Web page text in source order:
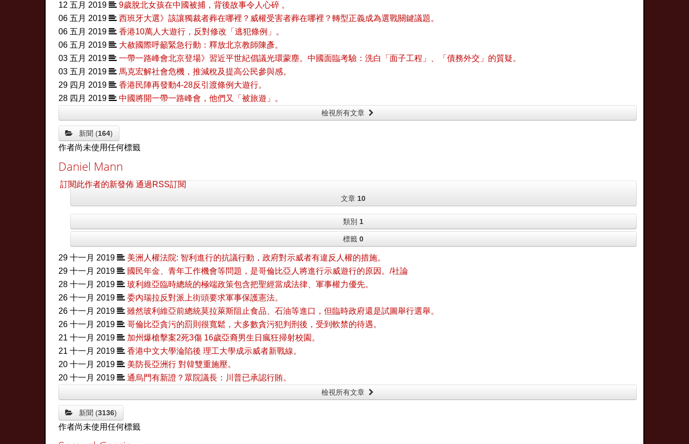
12 五月 2019
9歲脫北女孩在中國被捕，背後故事令人心碎 。
06 五月 2019
西班牙大選》該讓獨裁者葬在哪裡？威權受害者葬在哪裡？轉型正義成為選戰關鍵議題。
06 五月 2019
香港10萬人大遊行，反對修改「逃犯條例」。
06 五月 2019
大赦國際呼籲緊急行動：釋放北京教師陳彥。
03 五月 2019
一帶一路峰會北京登場》習近平世紀倡議光環蒙塵。中國面臨考驗：洗白「面子工程」、「債務外交」的質疑。
03 五月 2019
馬克宏解社會危機，推減稅及提高公民參與感。
29 四月 2019
香港民陣再發動4-28反引渡條例大遊行。
28 四月 2019
中國將開一帶一路峰會，他們又「被旅遊」。
檢視所有文章
新聞 (164)
作者尚未使用任何標籤
Daniel Mann
訂閱此作者的新發佈 通過RSS訂閱
文章10
類別 1
標籤0
29 十一月 2019
美洲人權法院: 智利進行的抗議行動，政府對示威者有違反人權的措施。
29 十一月 2019
國民年金、青年工作機會等問題，是哥倫比亞人將進行示威遊行的原因。/社論
28 十一月 2019
玻利維亞臨時總統的極端政策包含把聖經當成法律、軍事權力優先。
26 十一月 2019
委內瑞拉反對派上街頭要求軍事保護憲法。
26 十一月 2019
雖然玻利維亞前總統莫拉萊斯阻止食品、石油等進口，但臨時政府還是試圖舉行選舉。
26 十一月 2019
哥倫比亞貪污的罰則很寬鬆，大多數貪污犯判刑後，受到軟禁的待遇。
21 十一月 2019
加州爆槍擊案2死3傷 16歲亞裔男生日瘋狂掃射校園。
21 十一月 2019
香港中文大學淪陷後 理工大學成示威者新戰線。
20 十一月 2019
美防長亞洲行 對韓雙重施壓。
20 十一月 2019
通烏門有新證？眾院議長：川普已承認行賄。
檢視所有文章
新聞 (3136)
作者尚未使用任何標籤